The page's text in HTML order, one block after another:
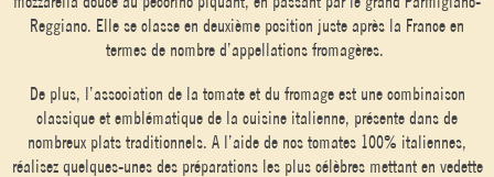
Reggiano. Elle se classe en deuxième position juste après la France en
termes de nombre d’appellations fromagères.
De plus, l’association de la tomate et du fromage est une combinaison
classique et emblématique de la cuisine italienne, présente dans de
nombreux plats traditionnels. A l’aide de nos tomates 100% italiennes,
réalisez quelques-unes des préparations les plus célèbres mettant en vedette